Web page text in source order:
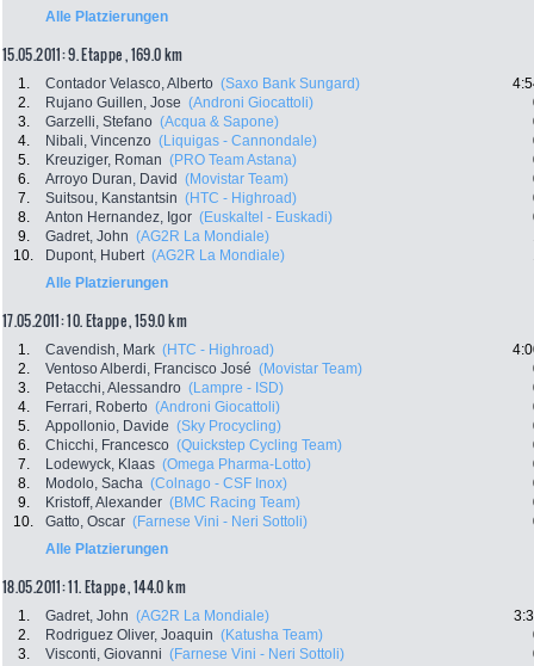
Alle Platzierungen
15.05.2011: 9. Etappe , 169.0 km
1. Contador Velasco, Alberto (Saxo Bank Sungard)
2.
Rujano Guillen, Jose (Androni Giocattoli)
3.
Garzelli, Stefano (Acqua & Sapone)
4.
Nibali, Vincenzo (Liquigas - Cannondale)
5.
Kreuziger, Roman (PRO Team Astana)
6.
Arroyo Duran, David (Movistar Team)
7.
Suitsou, Kanstantsin (HTC - Highroad)
8.
Anton Hernandez, Igor (Euskaltel - Euskadi)
9.
Gadret, John (AG2R La Mondiale)
10.
Dupont, Hubert (AG2R La Mondiale)
Alle Platzierungen
17.05.2011: 10. Etappe , 159.0 km
1. Cavendish, Mark (HTC - Highroad)
2.
Ventoso Alberdi, Francisco José (Movistar Team)
3.
Petacchi, Alessandro (Lampre - ISD)
4.
Ferrari, Roberto (Androni Giocattoli)
5.
Appollonio, Davide (Sky Procycling)
6.
Chicchi, Francesco (Quickstep Cycling Team)
7.
Lodewyck, Klaas (Omega Pharma-Lotto)
8.
Modolo, Sacha (Colnago - CSF Inox)
9.
Kristoff, Alexander (BMC Racing Team)
10.
Gatto, Oscar (Farnese Vini - Neri Sottoli)
Alle Platzierungen
18.05.2011: 11. Etappe , 144.0 km
1. Gadret, John (AG2R La Mondiale)
2.
Rodriguez Oliver, Joaquin (Katusha Team)
3.
Visconti, Giovanni (Farnese Vini - Neri Sottoli)